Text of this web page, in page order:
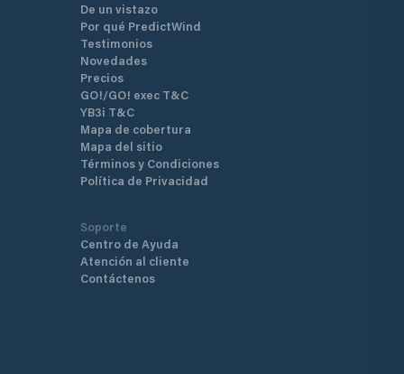
De un vistazo
Por qué PredictWind
Testimonios
Novedades
Precios
GO!/GO! exec T&C
YB3i T&C
Mapa de cobertura
Mapa del sitio
Términos y Condiciones
Política de Privacidad
Soporte
Centro de Ayuda
Atención al cliente
Contáctenos